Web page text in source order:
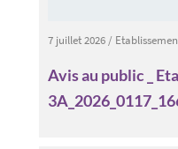
7 juillet 2026/
Avis au public _